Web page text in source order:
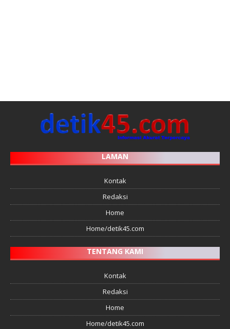
LAMAN
Kontak
Redaksi
Home
Home/detik45.com
TENTANG KAMI
Kontak
Redaksi
Home
Home/detik45.com